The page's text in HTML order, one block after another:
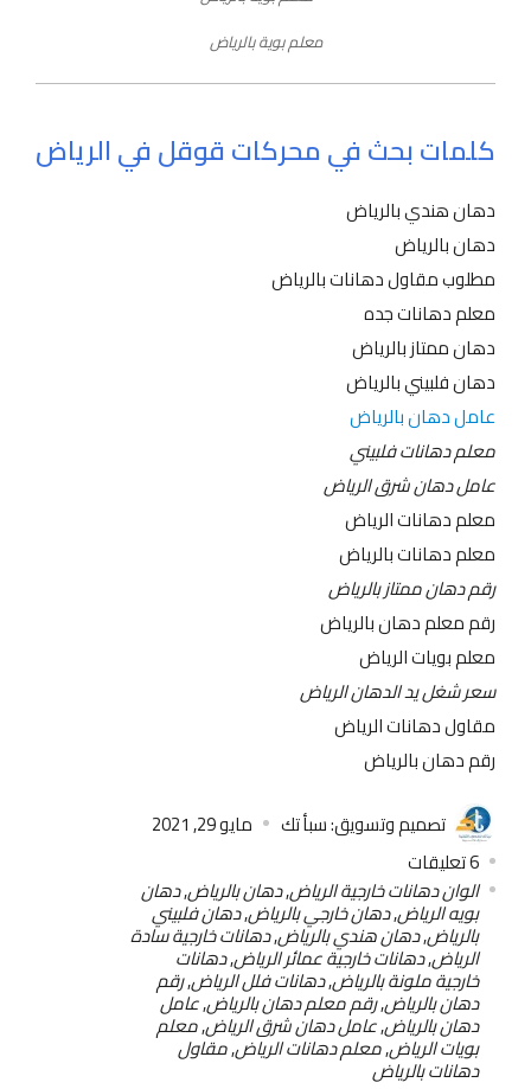
معلم بوية بالرياض
كلمات بحث في محركات قوقل في الرياض
دهان هندي بالرياض
دهان بالرياض
مطلوب مقاول دهانات بالرياض
معلم دهانات جده
دهان ممتاز بالرياض
دهان فلبيني بالرياض
عامل دهان بالرياض
معلم دهانات فلبيني
عامل دهان شرق الرياض
معلم دهانات الرياض
معلم دهانات بالرياض
رقم دهان ممتاز بالرياض
رقم معلم دهان بالرياض
معلم بويات الرياض
سعر شغل يد الدهان الرياض
مقاول دهانات الرياض
رقم دهان بالرياض
تصميم وتسويق: سبأ تك
مايو 29, 2021
6تعليقات
الوان دهانات خارجية الرياض,دهان بالرياض,دهان
بويه الرياض,دهان خارجي بالرياض,دهان فلبيني
بالرياض,دهان هندي بالرياض,دهانات خارجية سادة
الرياض,دهانات خارجية عمائر الرياض,دهانات
خارجية ملونة بالرياض,دهانات فلل الرياض,رقم
دهان بالرياض,رقم معلم دهان بالرياض,عامل
دهان بالرياض,عامل دهان شرق الرياض,معلم
بويات الرياض,معلم دهانات الرياض,مقاول
دهانات بالرياض